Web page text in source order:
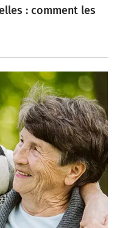
: comment les